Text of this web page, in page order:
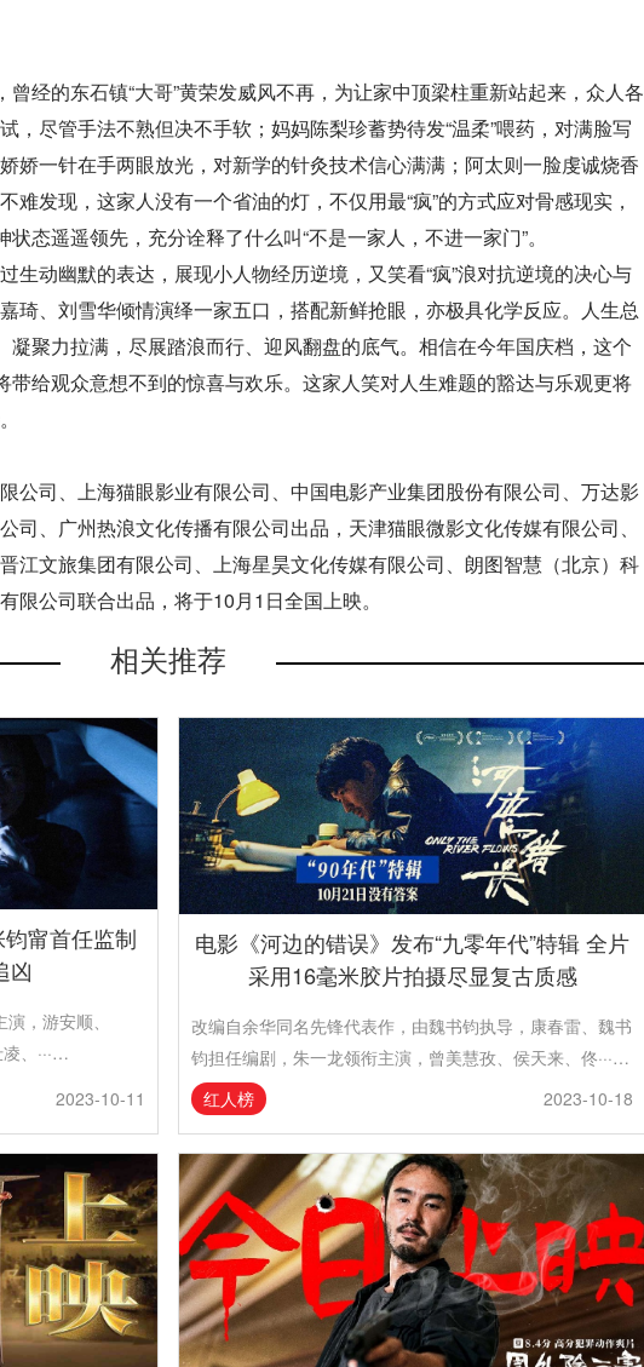
曾经的东石镇“大哥”黄荣发威风不再，为让家中顶梁柱重新站起来，众人各
，尽管手法不熟但决不手软；妈妈陈梨珍蓄势待发“温柔”喂药，对满脸写
娇一针在手两眼放光，对新学的针灸技术信心满满；阿太则一脸虔诚烧香
难发现，这家人没有一个省油的灯，不仅用最“疯”的方式应对骨感现实，
态遥遥领先，充分诠释了什么叫“不是一家人，不进一家门”。
生动幽默的表达，展现小人物经历逆境，又笑看“疯”浪对抗逆境的决心与
琦、刘雪华倾情演绎一家五口，搭配新鲜抢眼，亦极具化学反应。人生总
凝聚力拉满，尽展踏浪而行、迎风翻盘的底气。相信在今年国庆档，这个
带给观众意想不到的惊喜与欢乐。这家人笑对人生难题的豁达与乐观更将
公司、上海猫眼影业有限公司、中国电影产业集团股份有限公司、万达影
司、广州热浪文化传播有限公司出品，天津猫眼微影文化传媒有限公司、
江文旅集团有限公司、上海星昊文化传媒有限公司、朗图智慧（北京）科
限公司联合出品，将于10月1日全国上映。
相关推荐
甯首任监制
凶
，游安顺、
、···…
2023-10-11
电影《河边的错误》发布“九零年代”特辑 全片
采用16毫米胶片拍摄尽显复古质感
改编自余华同名先锋代表作，由魏书钧执导，康春雷、魏书
钧担任编剧，朱一龙领衔主演，曾美慧孜、侯天来、佟···…
红人榜
2023-10-18